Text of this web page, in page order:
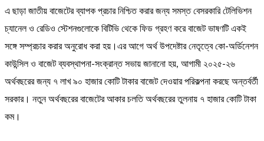
এ ছাড়া জাতীয় বাজেটের ব্যাপক প্রচার নিশ্চিত করার জন্য সমস্ত বেসরকারি টেলিভিশন
চ্যানেল ও রেডিও স্টেশনগুলোকে বিটিভি থেকে ফিড গ্রহণ করে বাজেট ভাষণটি একই
সঙ্গে সম্প্রচার করার অনুরোধ করা হয়।এর আগে অর্থ উপদেষ্টার নেতৃত্বে কো-অর্ডিনেশন
কাউন্সিল ও বাজেট ব্যবস্থাপনা-সংক্রান্ত সভায় জানানো হয়, আগামী ২০২৫-২৬
অর্থবছরের জন্য ৭ লাখ ৯০ হাজার কোটি টাকার বাজেট দেওয়ার পরিকল্পনা করছে অন্তর্বর্তী
সরকার। নতুন অর্থবছরের বাজেটের আকার চলতি অর্থবছরের তুলনায় ৭ হাজার কোটি টাকা
কম।